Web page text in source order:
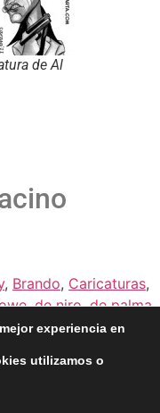
de Al
, Brando, Caricaturas,
,de niro,de palma,
,hoffman,keaton,
experiencia en
utilizamos o